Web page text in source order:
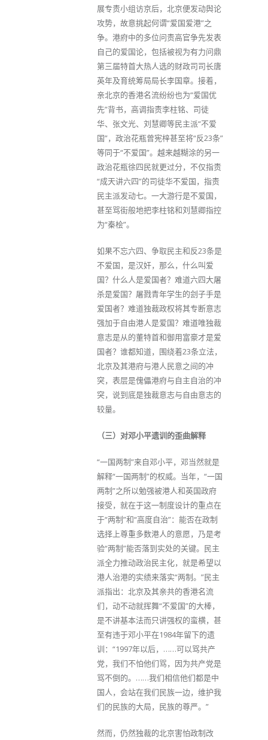
展专责小组访京后，北京便发动舆论
攻势，故意挑起何谓“爱国爱港”之
争。港府中的多位问责高官争先发表
自己的爱国论，包括被视为有力问鼎
第三届特首大热人选的财政司司长唐
英年及育统筹局局长李国章。接着，
亲北京的香港名流纷纷也为“爱国优
先”背书，高调指责李柱铭、司徒
华、张文光、刘慧卿等民主派“不爱
国”，政治花瓶曾宪梓甚至将“反23条”
等同于“不爱国”。越来越糊涂的另一
政治花瓶徐四民就更过分，不仅指责
“成天讲六四”的司徒华不爱国，指责
民主派发动七。一大游行是不爱国，
甚至骂街般地把李柱铭和刘慧卿指控
为“秦桧”。
如果不忘六四、争取民主和反23条是
不爱国，是汉奸，那么，什么叫爱
国？什么人是爱国者？难道六四大屠
杀是爱国？屠戮青年学生的刽子手是
爱国者？难道独裁政权将其专断意志
强加于自由港人是爱国？难道唯独裁
意志是从的董特首和御用富豪才是爱
国者？谁都知道，围绕着23条立法，
北京及其港府与港人民意之间的冲
突，表层是傀儡港府与自主自治的冲
突，说到底是独裁意志与自由意志的
较量。
（三）对邓小平遗训的歪曲解释
“一国两制”来自邓小平，邓当然就是
解释“一国两制”的权威。当年，“一国
两制”之所以勉强被港人和英国政府
接受，就在于这一制度设计的重点在
于“两制”和“高度自治”：能否在政制
选择上尊重多数港人的意愿，乃是考
验“两制”能否落到实处的关键。民主
派全力推动政治民主化，就是希望以
港人治港的实绩来落实“两制。”民主
派指出：北京及其亲共的香港名流
们，动不动就挥舞“不爱国”的大棒，
是不讲基本法而只讲强权的蛮横，甚
至有违于邓小平在1984年留下的遗
训：“1997年以后，……可以骂共产
党，我们不怕他们骂，因为共产党是
骂不倒的。……我们相信他们都是中
国人，会站在我们民族一边，维护我
们的民族的大局，民族的尊严。”
然而，仍然独裁的北京害怕政制改